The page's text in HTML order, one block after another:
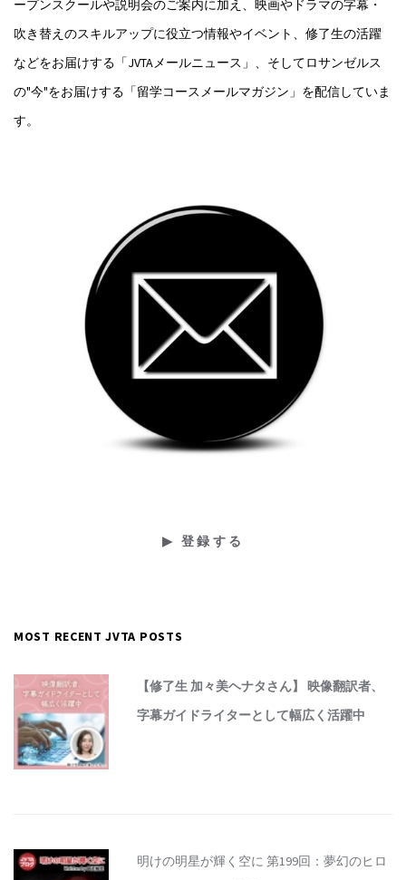
ープンスクールや説明会のご案内に加え、映画やドラマの字幕・
吹き替えのスキルアップに役立つ情報やイベント、修了生の活躍
などをお届けする「JVTAメールニュース」、そしてロサンゼルス
の"今"をお届けする「留学コースメールマガジン」を配信していま
す。
MOST RECENT JVTA POSTS
【修了生 加々美ヘナタさん】 映像翻訳者、
字幕ガイドライターとして幅広く活躍中
明けの明星が輝く空に 第199回：夢幻のヒロ